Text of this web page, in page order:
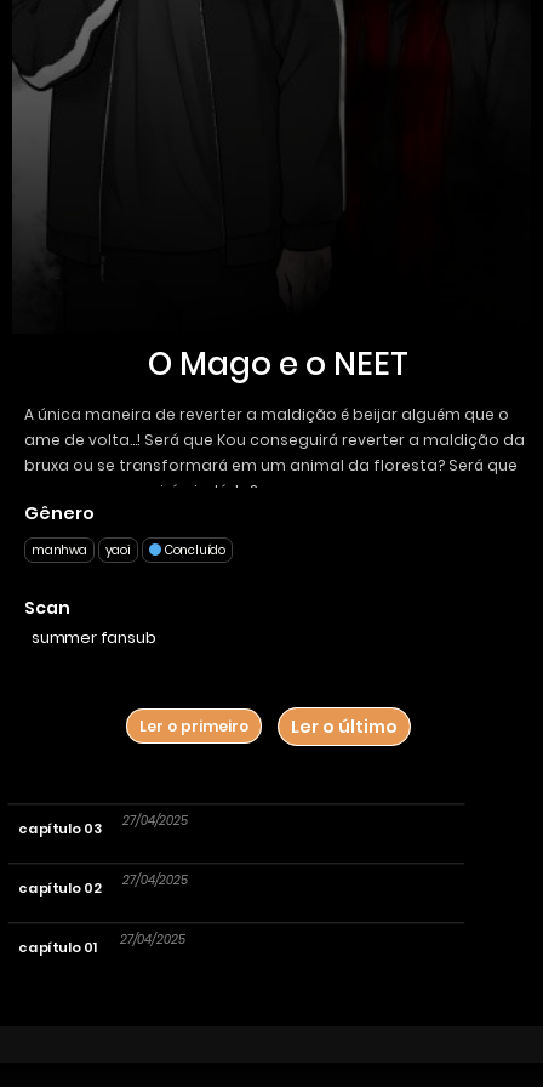
O Mago e o NEET
A única maneira de reverter a maldição é beijar alguém que o
ame de volta…! Será que Kou conseguirá reverter a maldição da
bruxa ou se transformará em um animal da floresta? Será que
o mago conseguirá ajudá-lo?
Gênero
manhwa yaoi Concluído
Scan
summer fansub
Ler o primeiro Ler o último
capítulo 03 27/04/2025
capítulo 02 27/04/2025
capítulo 01 27/04/2025